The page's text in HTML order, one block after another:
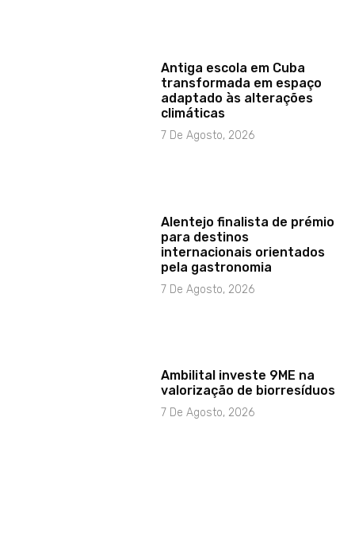
Antiga escola em Cuba
transformada em espaço
adaptado às alterações
climáticas
7 De Agosto, 2026
Alentejo finalista de prémio
para destinos
internacionais orientados
pela gastronomia
7 De Agosto, 2026
Ambilital investe 9ME na
valorização de biorresíduos
7 De Agosto, 2026